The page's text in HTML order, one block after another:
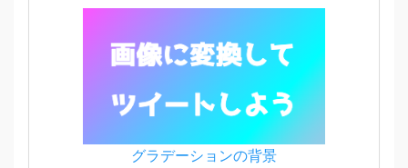
グラデーションの背景